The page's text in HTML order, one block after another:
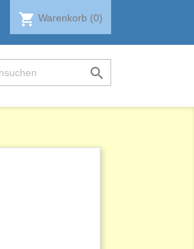
shopping_cart Warenkorb (0)
